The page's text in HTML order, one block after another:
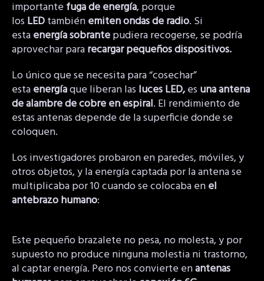
importantefuga de energía, porque
los LEDtambiénemiten ondas de radio. Si
estaenergía sobrantepudiera recogerse, se podría
aprovechar pararecargar pequeños dispositivos.
Lo único que se necesita para “cosechar”
estaenergíaque liberan las luces LED,es una antena
de alambre de cobre en espiral. El rendimiento de
estas antenas depende de la superficie donde se
coloquen.
Los investigadores probaron en paredes, móviles, y
otros objetos, y la energía captada por la antena se
multiplicaba por 10 cuando se colocaba enel
antebrazo humano:
Este pequeño brazalete no pesa, no molesta, y por
supuesto no produce ninguna molestia ni trastorno,
al captar energía. Pero nos convierte enantenas